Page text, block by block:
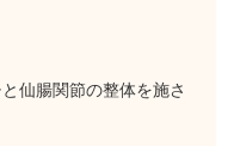
仙腸関節の整体を施さ